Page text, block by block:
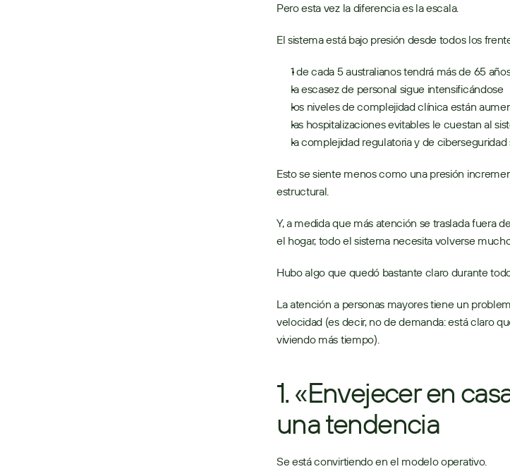
Pero esta vez la diferencia es la escala.
El sistema está bajo presión desde todos los
1 de cada 5 australianos tendrá más de 65
la escasez de personal sigue intensificándose
los niveles de complejidad clínica están
las hospitalizaciones evitables le cuestan al
la complejidad regulatoria y de
Esto se siente menos como una presión
estructural.
Y, a medida que más atención se traslada fuera
el hogar, todo el sistema necesita volverse
Hubo algo que quedó bastante claro durante
La atención a personas mayores tiene un
velocidad (es decir, no de demanda: está claro
viviendo más tiempo).
1. «Envejecer en
una tendencia
Se está convirtiendo en el modelo operativo.